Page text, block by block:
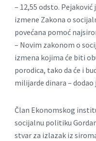
– 12,55 odsto.
izmene Zakona o
povećana pomoć
– Novim zakonom o
izmena kojima će biti
porodica, tako da će i
milijarde dinara – dodao
Član Ekonomskog
socijalnu politiku
stvar za izlazak iz